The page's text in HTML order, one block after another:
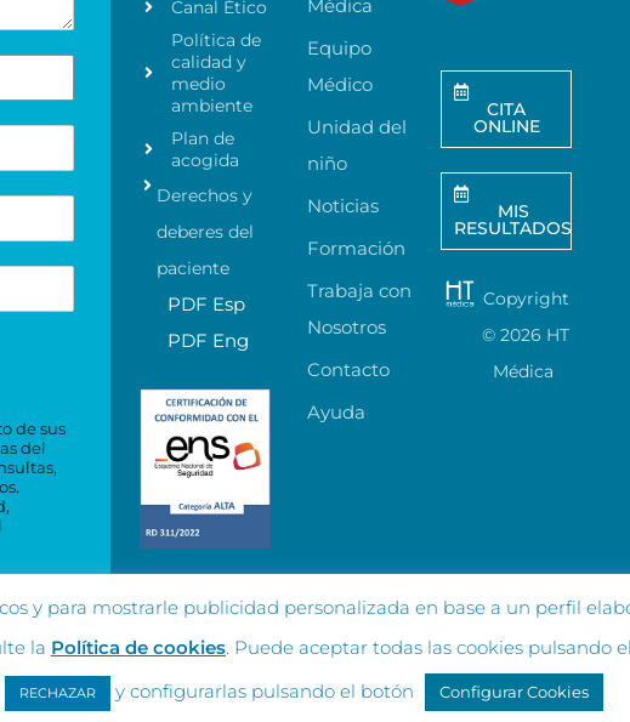
de sus
del
Canal Ético
Política de
calidad y
medio
ambiente
Plan de
acogida
Derechos y
deberes del
paciente
PDF Esp
PDF Eng
Médica
Equipo
Médico
Unidad del
niño
Noticias
Formación
Trabaja con
Nosotros
Contacto
Ayuda
CITA
ONLINE
MIS
RESULTADOS
Copyright
©2026 HT
Médica
y para mostrarle publicidad personalizada en base a un perfil
la Política de cookies. Puede aceptar todas las cookies pulsando
RECHAZAR y configurarlas pulsando el botón Configurar Cookies